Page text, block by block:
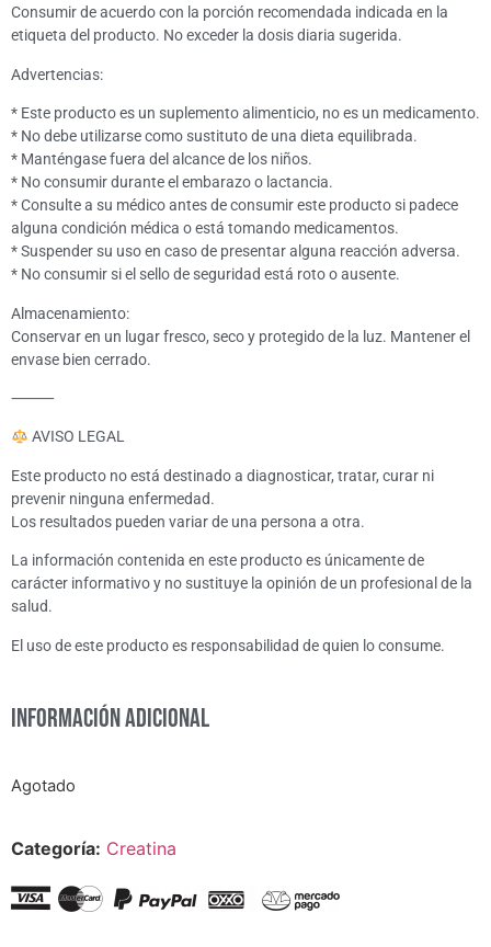
Consumir de acuerdo con la porción recomendada indicada en la
etiqueta del producto. No exceder la dosis diaria sugerida.
Advertencias:
* Este producto es un suplemento alimenticio, no es un medicamento.
* No debe utilizarse como sustituto de una dieta equilibrada.
* Manténgase fuera del alcance de los niños.
* No consumir durante el embarazo o lactancia.
* Consulte a su médico antes de consumir este producto si padece
alguna condición médica o está tomando medicamentos.
* Suspender su uso en caso de presentar alguna reacción adversa.
* No consumir si el sello de seguridad está roto o ausente.
Almacenamiento:
Conservar en un lugar fresco, seco y protegido de la luz. Mantener el
envase bien cerrado.
⸻
AVISO LEGAL
Este producto no está destinado a diagnosticar, tratar, curar ni
prevenir ninguna enfermedad.
Los resultados pueden variar de una persona a otra.
La información contenida en este producto es únicamente de
carácter informativo y no sustituye la opinión de un profesional de la
salud.
El uso de este producto es responsabilidad de quien lo consume.
Información adicional
Agotado
Categoría: Creatina